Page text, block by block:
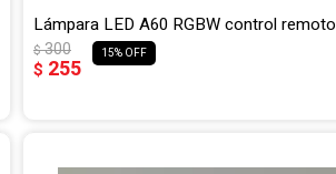
Lámpara LED A60 RGBW control remoto
$ 255
$300 15